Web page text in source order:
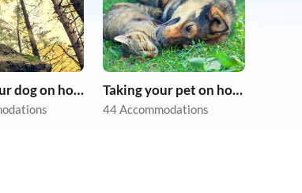
Taking your dog on holiday Taking your pet on holiday
44 Accommodations